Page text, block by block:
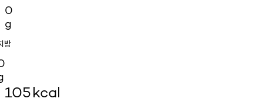
0
g
방
105kcal